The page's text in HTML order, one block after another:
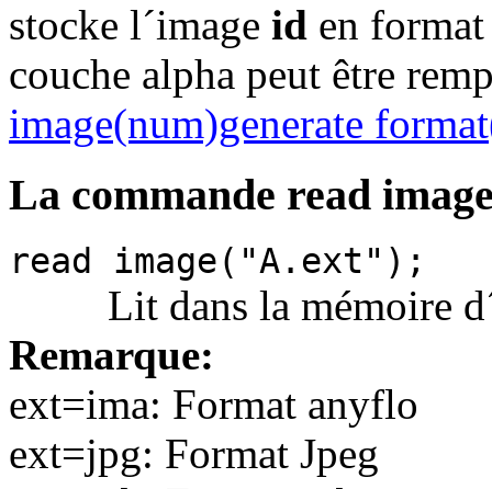
stocke l´image id en
couche alpha peut être
image(num)generate
La commande read
read image("A.ext");
Lit dans la mémoire
Remarque:
ext=ima: Format anyflo
ext=jpg: Format Jpeg